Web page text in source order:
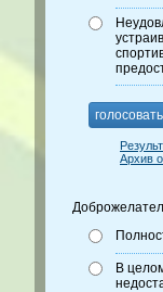
голосовать
Архив
В